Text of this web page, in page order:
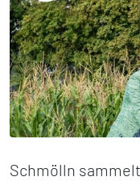
Schmölln